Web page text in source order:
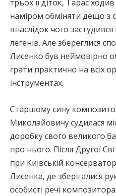
трьох її діток, Тарас
наміром обміняти дещо з
внаслідок чого
легенів. Але збереглися
Лисенко був неймовірно
грати практично на всіх
інструментах.
Старшому сину
Миколайовичу судилася
доробку свого великого
про нього. Після Другої
при Київській
Лисенка, де зберігалися
особисті речі